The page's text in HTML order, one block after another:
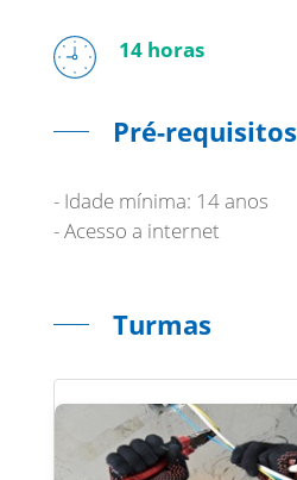
14 horas
Pré-requisitos
- Idade mínima: 14 anos
- Acesso a internet
Turmas